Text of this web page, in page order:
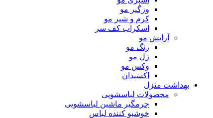
وزگیر مو
کرم و شیر مو
اسکراب کف سر
آرایش مو
رنگ مو
ژل مو
وکس مو
اکسیدان
بهداشت منزل
محصولات لباسشویی
جرمگیر ماشین لباسشویی
خوشبو کننده لباس